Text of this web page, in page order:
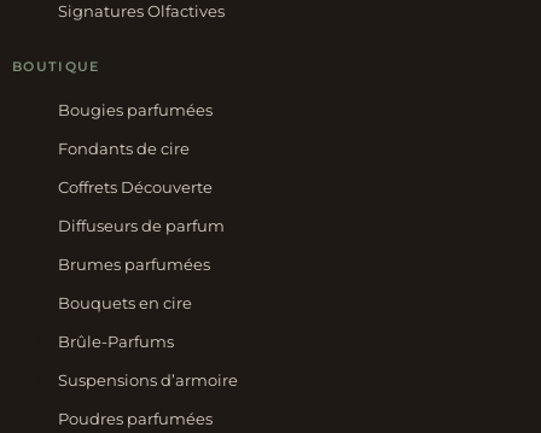
Signatures Olfactives
BOUTIQUE
Bougies parfumées
Fondants de cire
Coffrets Découverte
Diffuseurs de parfum
Brumes parfumées
Bouquets en cire
Brûle-Parfums
Suspensions d’armoire
Poudres parfumées